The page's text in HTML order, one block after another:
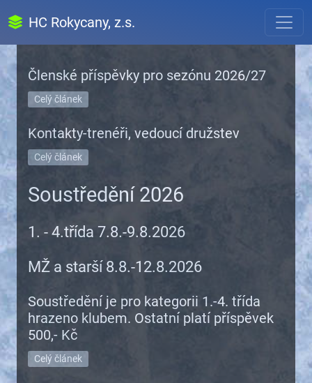
HC Rokycany, z.s.
Členské příspěvky pro sezónu 2026/27
Celý článek
Kontakty-trenéři, vedoucí družstev
Celý článek
Soustředění 2026
1. - 4.třída 7.8.-9.8.2026
MŽ a starší 8.8.-12.8.2026
Soustředění je pro kategorii 1.-4. třída
hrazeno klubem. Ostatní platí příspěvek
500,- Kč
Celý článek